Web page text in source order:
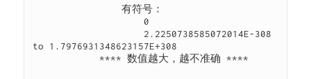
                有符号：
                    0
to 1.7976931348623157E+308
            **** 数值越大，越不准确 ****